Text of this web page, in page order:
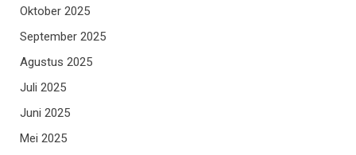
Oktober 2025
September 2025
Agustus 2025
Juli 2025
Juni 2025
Mei 2025